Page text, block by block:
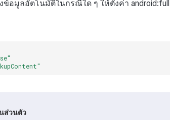
อมูลอัตโนมัติในกรณีใด ๆ ให้ตั้งค่า
ส่วนตัว